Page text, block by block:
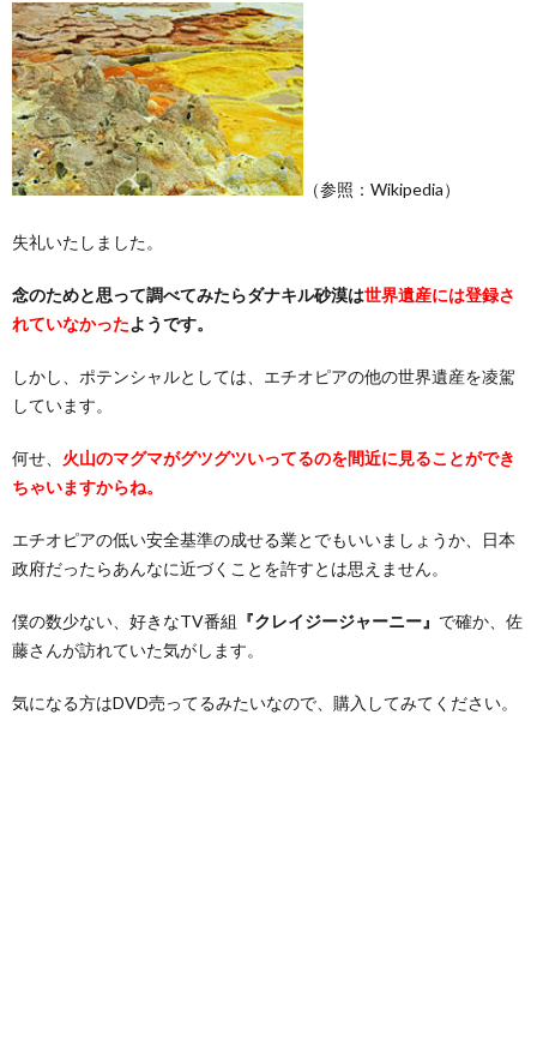
（参照：Wikipedia）
失礼いたしました。
念のためと思って調べてみたらダナキル砂漠は世界遺産には登録さ
れていなかったようです。
しかし、ポテンシャルとしては、エチオピアの他の世界遺産を凌駕
しています。
何せ、 火山のマグマがグツグツいってるのを間近に見ることができ
ちゃいますからね。
エチオピアの低い安全基準の成せる業とでもいいましょうか、日本
政府だったらあんなに近づくことを許すとは思えません。
僕の数少ない、好きなTV番組 『クレイジージャーニー』 で確か、佐
藤さんが訪れていた気がします。
気になる方はDVD売ってるみたいなので、購入してみてください。